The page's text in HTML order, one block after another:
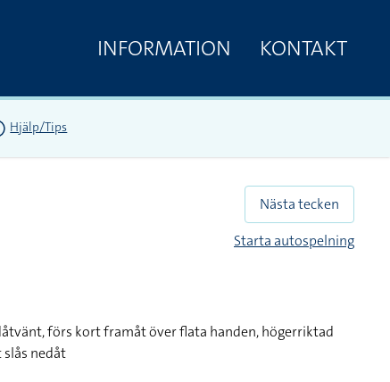
INFORMATION KONTAKT
Hjälp/Tips
Nästa tecken
Starta autospelning
förs kort framåt över flata handen, högerriktad
nedåt